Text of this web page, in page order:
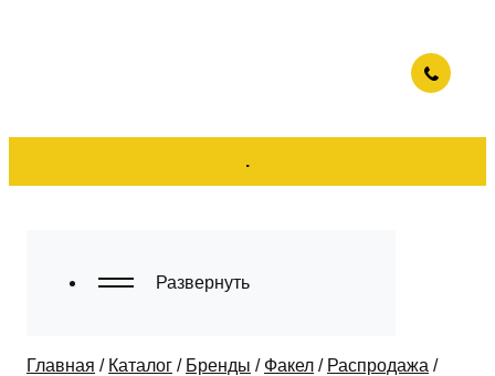
.
Главная / Каталог / Бренды / Факел / Распродажа /
Развернуть